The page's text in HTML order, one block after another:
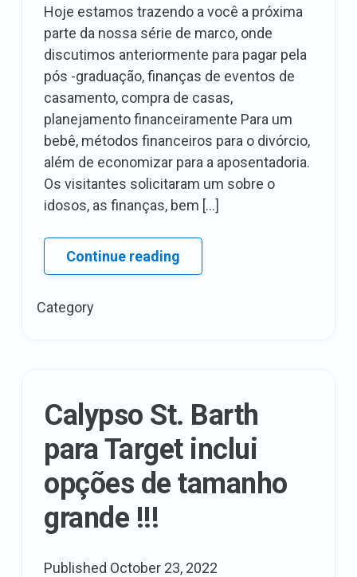
Hoje estamos trazendo a você a próxima
parte da nossa série de marco, onde
discutimos anteriormente para pagar pela
pós -graduação, finanças de eventos de
casamento, compra de casas,
planejamento financeiramente Para um
bebê, métodos financeiros para o divórcio,
além de economizar para a aposentadoria.
Os visitantes solicitaram um sobre o
idosos, as finanças, bem […]
Continue readingContos
da
Category
Calypso St. Barth
para Target inclui
opções de tamanho
grande !!!
Published October 23, 2022